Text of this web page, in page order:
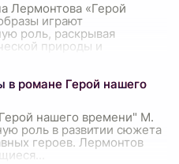
Лермонтова «Герой
играют
роль, раскрывая
природы и
в романе Герой нашего
нашего времени" М.
роль в развитии сюжета
героев. Лермонтов